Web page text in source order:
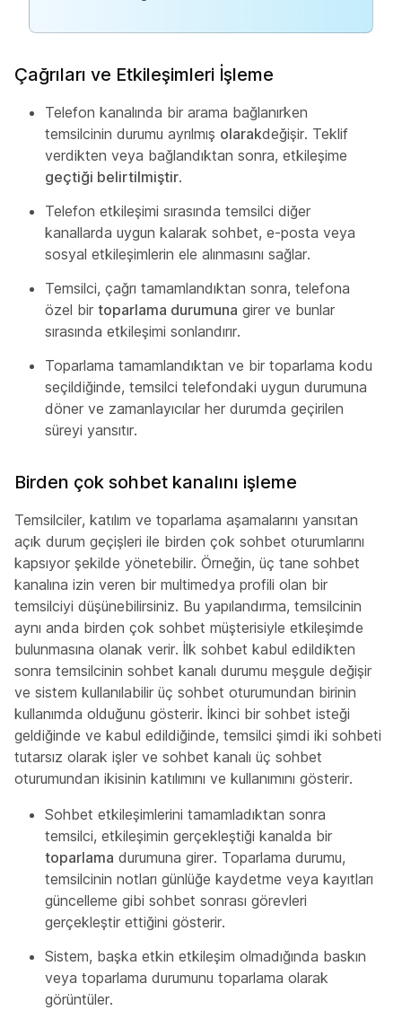
Çağrıları ve Etkileşimleri İşleme
Telefon kanalında bir arama bağlanırken
temsilcinin durumu ayrılmış olarakdeğişir. Teklif
verdikten veya bağlandıktan sonra, etkileşime
geçtiği belirtilmiştir.
Telefon etkileşimi sırasında temsilci diğer
kanallarda uygun kalarak sohbet, e-posta veya
sosyal etkileşimlerin ele alınmasını sağlar.
Temsilci, çağrı tamamlandıktan sonra, telefona
özel bir toparlama durumuna girer ve bunlar
sırasında etkileşimi sonlandırır.
Toparlama tamamlandıktan ve bir toparlama kodu
seçildiğinde, temsilci telefondaki uygun durumuna
döner ve zamanlayıcılar her durumda geçirilen
süreyi yansıtır.
Birden çok sohbet kanalını işleme
Temsilciler, katılım ve toparlama aşamalarını yansıtan
açık durum geçişleri ile birden çok sohbet oturumlarını
kapsıyor şekilde yönetebilir. Örneğin, üç tane sohbet
kanalına izin veren bir multimedya profili olan bir
temsilciyi düşünebilirsiniz. Bu yapılandırma, temsilcinin
aynı anda birden çok sohbet müşterisiyle etkileşimde
bulunmasına olanak verir. İlk sohbet kabul edildikten
sonra temsilcinin sohbet kanalı durumu meşgule değişir
ve sistem kullanılabilir üç sohbet oturumundan birinin
kullanımda olduğunu gösterir. İkinci bir sohbet isteği
geldiğinde ve kabul edildiğinde, temsilci şimdi iki sohbeti
tutarsız olarak işler ve sohbet kanalı üç sohbet
oturumundan ikisinin katılımını ve kullanımını gösterir.
Sohbet etkileşimlerini tamamladıktan sonra
temsilci, etkileşimin gerçekleştiği kanalda bir
toparlama durumuna girer. Toparlama durumu,
temsilcinin notları günlüğe kaydetme veya kayıtları
güncelleme gibi sohbet sonrası görevleri
gerçekleştir ettiğini gösterir.
Sistem, başka etkin etkileşim olmadığında baskın
veya toparlama durumunu toparlama olarak
görüntüler.